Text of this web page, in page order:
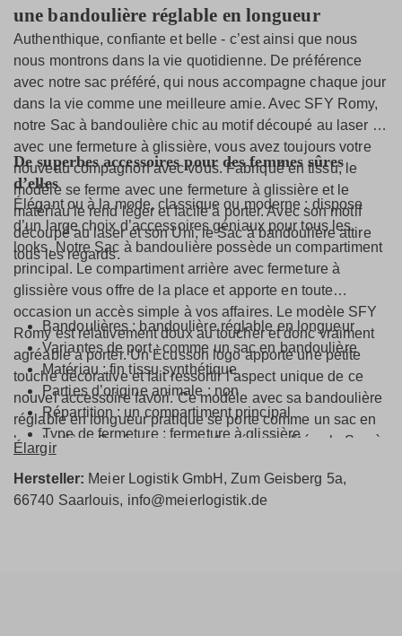
une bandoulière réglable en longueur
Authenthique, confiante et belle - c’est ainsi que nous
nous montrons dans la vie quotidienne. De préférence
avec notre sac préféré, qui nous accompagne chaque jour
dans la vie comme une meilleure amie. Avec SFY Romy,
notre Sac à bandoulière chic au motif découpé au laser et
avec une fermeture à glissière, vous avez toujours votre
nouveau compagnon avec vous. Fabriqué en tissu, le
modèle se ferme avec une fermeture à glissière et le
matériau le rend léger et facile à porter. Avec son motif
découpé au laser et son Uni, le Sac à bandoulière attire
tous les regards.
De superbes accessoires pour des femmes sûres
d’elles
Élégant ou à la mode, classique ou moderne : dispose
d’un large choix d’accessoires géniaux pour tous les
looks. Notre Sac à bandoulière possède un compartiment
principal. Le compartiment arrière avec fermeture à
glissière vous offre de la place et apporte en toute
occasion un accès simple à vos affaires. Le modèle SFY
Romy est relativement doux au toucher et donc vraiment
agréable à porter. Un Écusson logo apporte une petite
touche décorative et fait ressortir l’aspect unique de ce
nouvel accessoire favori. Ce modèle avec sa bandoulière
réglable en longueur pratique se porte comme un sac en
bandoulière. Parée pour toutes les éventualités - le Sac à
téléphone portable, son porte-monnaie et un petit étui de
maquillage avec rouge à lèvres etc.
Bandoulières : bandoulière réglable en longueur
Variantes de port : comme un sac en bandoulière
Matériau : fin tissu synthétique
Parties d’origine animale : non
Répartition : un compartiment principal
Type de fermeture : fermeture à glissière
Aménagement intérieur : poche intérieure dans le sac
et compartiment intérieur
Élargir
Hersteller: Meier Logistik GmbH, Zum Geisberg 5a,
66740 Saarlouis, info@meierlogistik.de